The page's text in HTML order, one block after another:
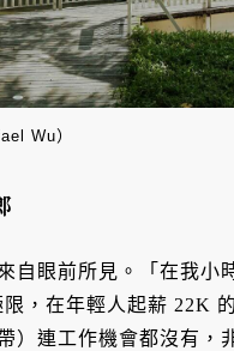
Wu）
自眼前所見。「在我
，在年輕人起薪 22K
）連工作機會都沒有，